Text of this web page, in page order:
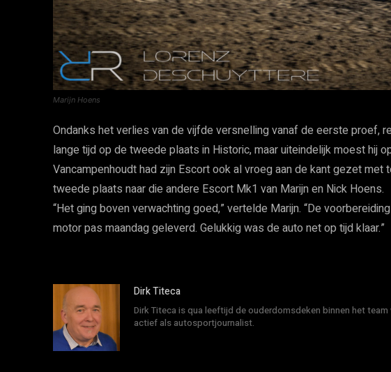
Marijn Hoens
Ondanks het verlies van de vijfde versnelling vanaf de eerste proef,
lange tijd op de tweede plaats in Historic, maar uiteindelijk moest hij
Vancampenhoudt had zijn Escort ook al vroeg aan de kant gezet met
tweede plaats naar die andere Escort Mk1 van Marijn en Nick Hoens.
“Het ging boven verwachting goed,” vertelde Marijn. “De
motor pas maandag geleverd. Gelukkig was de auto net op tijd klaar.”
Dirk Titeca
Dirk Titeca is qua leeftijd de ouderdomsdeken binnen het team
actief als autosportjournalist.